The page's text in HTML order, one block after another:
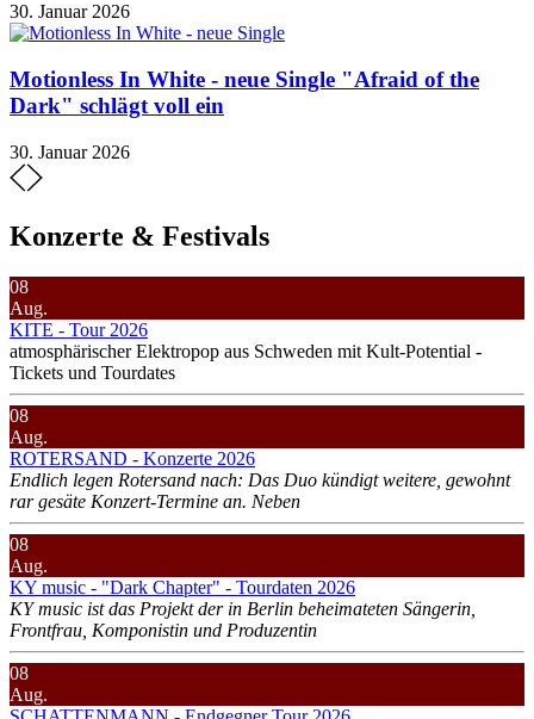
30. Januar 2026
Motionless In White - neue Single "Afraid of the
Dark" schlägt voll ein
30. Januar 2026
Konzerte & Festivals
08
Aug.
KITE - Tour 2026
atmosphärischer Elektropop aus Schweden mit Kult-Potential -
Tickets und Tourdates
08
Aug.
ROTERSAND - Konzerte 2026
Endlich legen Rotersand nach: Das Duo kündigt weitere, gewohnt
rar gesäte Konzert-Termine an. Neben
08
Aug.
KY music - "Dark Chapter" - Tourdaten 2026
KY music ist das Projekt der in Berlin beheimateten Sängerin,
Frontfrau, Komponistin und Produzentin
08
Aug.